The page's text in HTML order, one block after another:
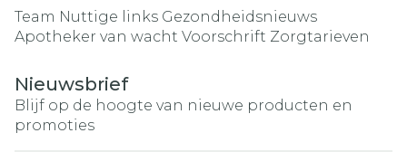
Team Nuttige links Gezondheidsnieuws
Apotheker van wacht Voorschrift Zorgtarieven
Nieuwsbrief
Blijf op de hoogte van nieuwe producten en
promoties